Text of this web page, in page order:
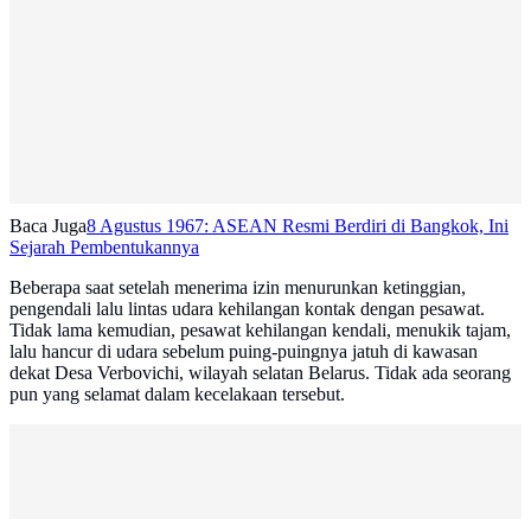
Baca Juga8 Agustus 1967: ASEAN Resmi Berdiri di Bangkok, Ini
Sejarah Pembentukannya
Beberapa saat setelah menerima izin menurunkan ketinggian,
pengendali lalu lintas udara kehilangan kontak dengan pesawat.
Tidak lama kemudian, pesawat kehilangan kendali, menukik tajam,
lalu hancur di udara sebelum puing-puingnya jatuh di kawasan
dekat Desa Verbovichi, wilayah selatan Belarus. Tidak ada seorang
pun yang selamat dalam kecelakaan tersebut.